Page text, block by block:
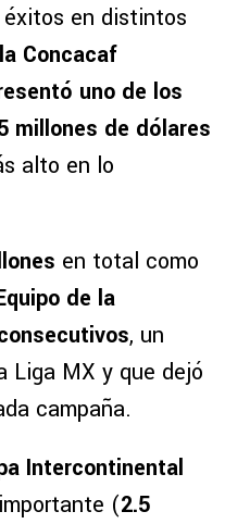
éxitos en distintos
Concacaf
uno de los
millones de dólares
alto en lo
en total como
de la
, un
Liga MX y que dejó
campaña.
Intercontinental
(2.5